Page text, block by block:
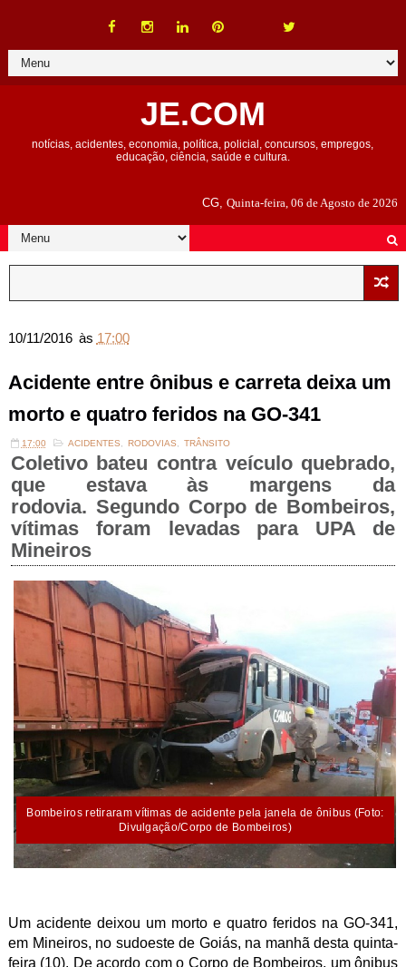
JE.COM
notícias, acidentes, economia, política, policial, concursos, empregos,
educação, ciência, saúde e cultura.
CG,Quinta-feira, 06 de Agosto de 2026
10/11/2016 às 17:00
Acidente entre ônibus e carreta deixa um
morto e quatro feridos na GO-341
17:00 ACIDENTES RODOVIAS TRÂNSITO
Coletivo bateu contra veículo quebrado,
que estava às margens da
rodovia. Segundo Corpo de Bombeiros,
vítimas foram levadas para UPA de
Mineiros
Bombeiros retiraram vítimas de acidente pela janela de ônibus (Foto:
Divulgação/Corpo de Bombeiros)
Um acidente deixou um morto e quatro feridos na GO-341,
em Mineiros, no sudoeste de Goiás, na manhã desta quinta-
feira (10). De acordo com o Corpo de Bombeiros, um ônibus